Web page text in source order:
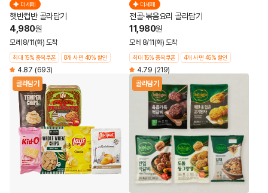
더세페
햇반컵반 골라담기
4,980원
모레 8/11(화) 도착
최대 15% 중복쿠폰 8개 사면 40% 할인
4.87 (693)
더세페
전골·볶음요리 골라담기
11,980원
모레 8/11(화) 도착
최대 15% 중복쿠폰 4개 사면 45% 할인
4.79 (219)
골라담기
골라담기